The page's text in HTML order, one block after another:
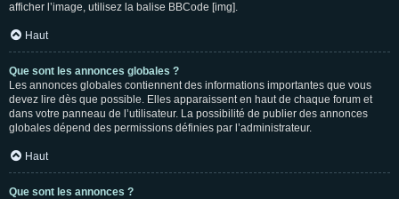
afficher l’image, utilisez la balise BBCode [img].
Haut
Que sont les annonces globales ?
Les annonces globales contiennent des informations importantes que vous
devez lire dès que possible. Elles apparaissent en haut de chaque forum et
dans votre panneau de l’utilisateur. La possibilité de publier des annonces
globales dépend des permissions définies par l’administrateur.
Haut
Que sont les annonces ?